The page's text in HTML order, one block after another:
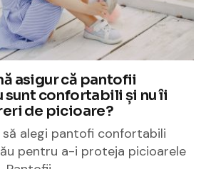
asigur că pantofii
sunt confortabili și nu îi
de picioare?
alegi pantofi confortabili
pentru a-i proteja picioarele